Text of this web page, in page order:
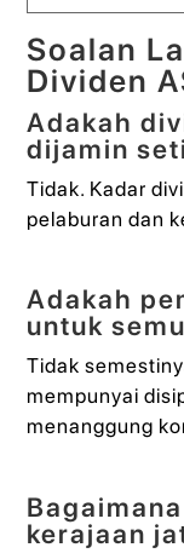
Soalan
Dividen
Adakah
dijamin
Tidak. Kadar
pelaburan dan
Adakah
untuk
Tidak
mempunyai
menanggung
kerajaan